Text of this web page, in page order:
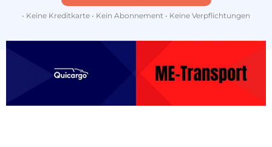
• Keine Kreditkarte • Kein Abonnement • Keine Verpflichtungen